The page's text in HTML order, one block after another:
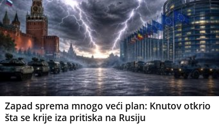
Zapad sprema mnogo veći plan: Knutov otkrio
šta se krije iza pritiska na Rusiju